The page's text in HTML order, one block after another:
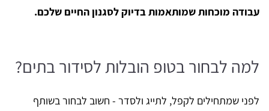
עבודה מוכחות שמותאמות בדיוק לסגנון החיים שלכם.
למה לבחור בטופ הובלות לסידור בתים?
לפני שמתחילים לקפל, לתייג ולסדר - חשוב לבחור בשותף